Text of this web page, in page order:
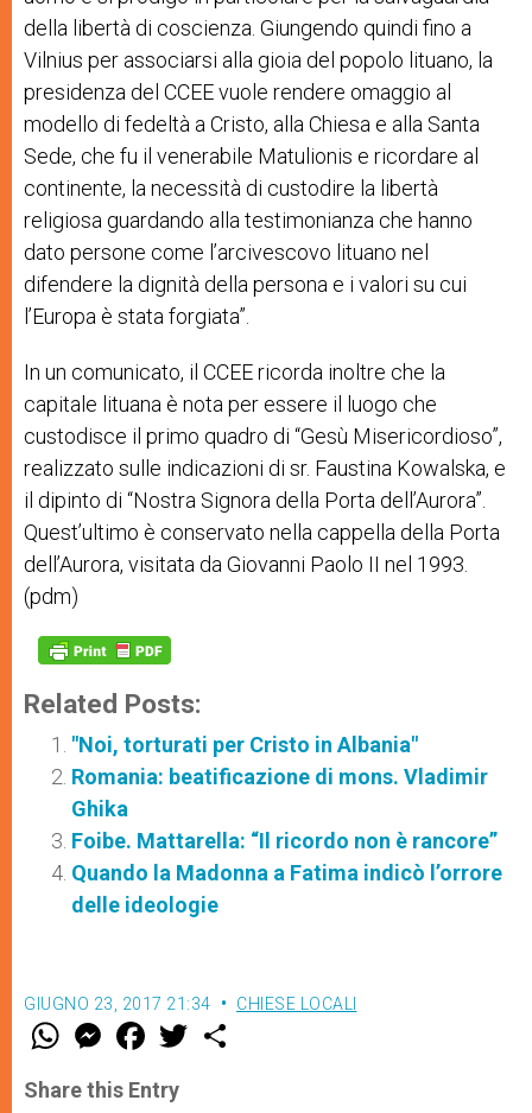
della libertà di coscienza. Giungendo quindi fino a
Vilnius per associarsi alla gioia del popolo lituano, la
presidenza del CCEE vuole rendere omaggio al
modello di fedeltà a Cristo, alla Chiesa e alla Santa
Sede, che fu il venerabile Matulionis e ricordare al
continente, la necessità di custodire la libertà
religiosa guardando alla testimonianza che hanno
dato persone come l’arcivescovo lituano nel
difendere la dignità della persona e i valori su cui
l’Europa è stata forgiata”.
In un comunicato, il CCEE ricorda inoltre che la
capitale lituana è nota per essere il luogo che
custodisce il primo quadro di “Gesù Misericordioso”,
realizzato sulle indicazioni di sr. Faustina Kowalska, e
il dipinto di “Nostra Signora della Porta dell’Aurora”.
Quest’ultimo è conservato ne lla cappella della Porta
dell’Aurora, visitata da Giovanni Paolo II nel 1993.
(pdm)
Related Posts:
"Noi, torturati per Cristo in Albania"
Romania: beatificazione di mons. Vladimir
Ghika
Foibe. Mattarella: “Il ricordo non è rancore”
Quando la Madonna a Fatima indicò l’orrore
delle ideologie
GIUGNO 23, 2017 21:34 CHIESE LOCALI
W
t
s
M
e
s
e
F
a
e
b
w
Share this Entry